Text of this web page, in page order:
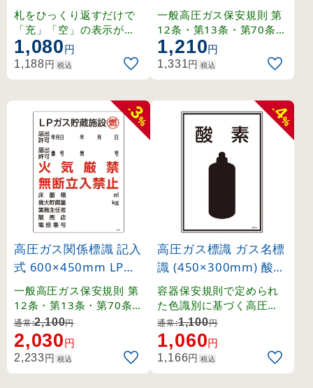
イプ 90×35mm (4201
4)
札をひっくり返すだけで
「充」「空」の表示が切
り替わる回転タイプ。
1,080円
1,188円 税込
5)
一般高圧ガス保安規則 第
12条・第13条・第70条・
関係例示基準1-4-1,2、そ
の他。
1,210円
1,331円 税込
-
3
%
高圧ガス関係標識 記入
式 600×450mm LPガ
ス貯蔵施設 燃 火気厳
禁 無断立入禁止 (3930
6)
一般高圧ガス保安規則 第
12条・第13条・第70条・
関係例示基準1-4-1,2、そ
の他。
通常:2,100円
2,030円
2,233円 税込
-
4
%
高圧ガス標識 ガス名標
識 (450×300mm) 酸素
(39103)
容器保安規則で定められ
た色識別に基づく高圧ガ
ス関係の標識です。
通常:1,100円
1,060円
1,166円 税込